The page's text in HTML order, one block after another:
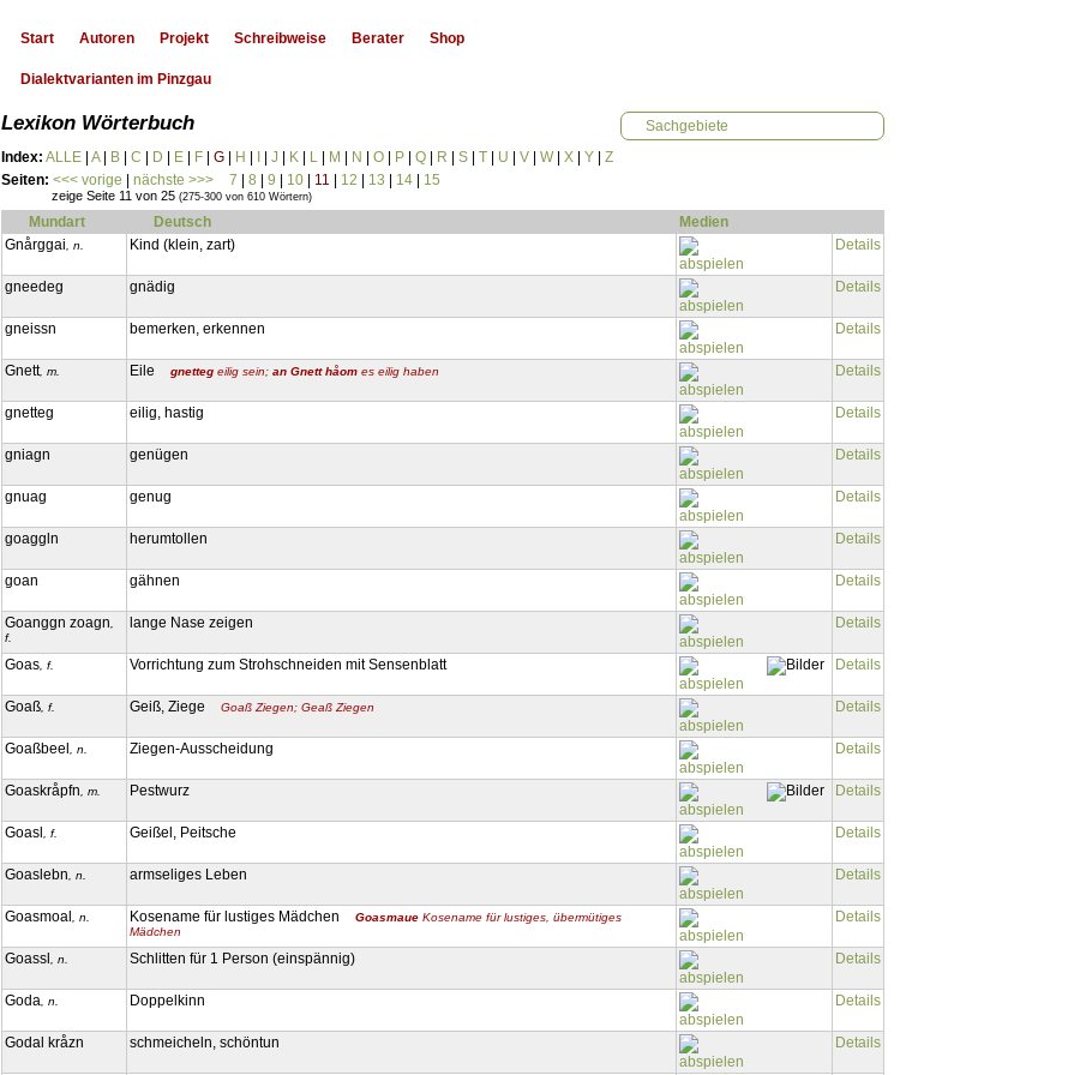
Start Autoren Projekt Schreibweise Berater Shop
Dialektvarianten im Pinzgau
Sachgebiete
Lexikon Wörterbuch
Index: ALLE A| B C D E F G H J K L M N O P Q R S T U V W| X Y
Z
Seiten: <<< vorige nächste >>> 7 8 9 10 11 12 13 14 15
zeige Seite 11 von 25 (275-300 von 610 Wörtern)
Mundart Deutsch
Medien
Gnårggai, n. Kind (klein, zart) Details
gneedeg gnädig Details
gneissn bemerken, erkennen Details
Gnett, m. Eile gnetteg eilig sein; an Gnett håom es eilig haben Details
gnetteg eilig, hastig Details
gniagn genügen Details
gnuag genug Details
goaggln herumtollen Details
goan gähnen Details
Goanggn zoagn,
f.
lange Nase zeigen Details
Goas, f. Vorrichtung zum Strohschneiden mit Sensenblatt Details
Goaß, f. Geiß, Ziege Goaß Ziegen; Geaß Ziegen Details
Goaßbeel , n. Ziegen-Ausscheidung Details
Goaskråpfn, m. Pestwurz Details
Goasl , f. Geißel, Peitsche Details
Goaslebn, n. armseliges Leben Details
Goasmoal , n. Kosename für lustiges Mädchen Goasmaue Kosename für lustiges, übermütiges
Mädchen
Details
Goassl , n. Schlitten für 1 Person (einspännig) Details
Goda, n. Doppelkinn Details
Godal kråzn schmeicheln, schöntun Details